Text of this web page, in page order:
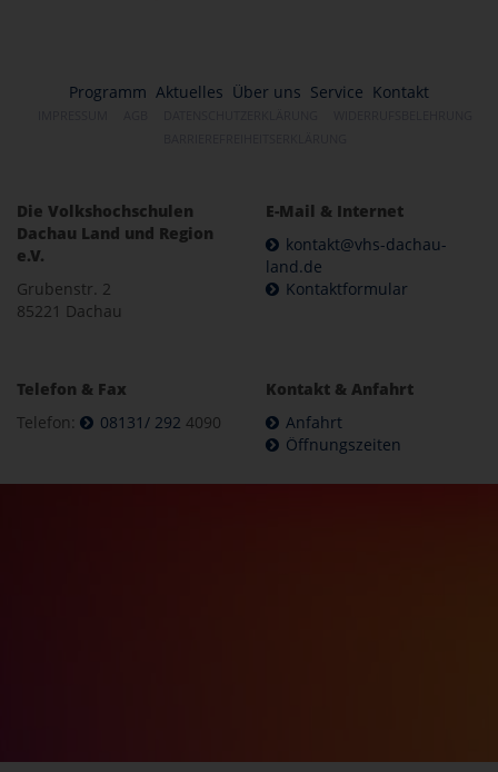
Programm Aktuelles Über uns Service Kontakt
Die Volkshochschulen
Dachau Land und Region
e.V.
Grubenstr. 2
85221 Dachau
E-Mail & Internet
kontakt@vhs-dachau-
land.de
Kontaktformular
Telefon & Fax
Telefon:
08131/ 292 4090
Kontakt & Anfahrt
Anfahrt
Öffnungszeiten